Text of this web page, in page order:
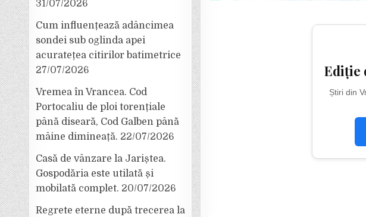
Ediție
Știri din
31/07/2026
Cum influențează adâncimea
sondei sub oglinda apei
acuratețea citirilor batimetrice
27/07/2026
Vremea în Vrancea. Cod
Portocaliu de ploi torențiale
până diseară, Cod Galben până
mâine dimineață. 22/07/2026
Casă de vânzare la Jariștea.
Gospodăria este utilată și
mobilată complet. 20/07/2026
Regrete eterne după trecerea la